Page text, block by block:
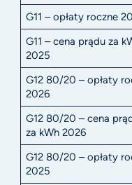
G11 – opłaty roczne
G11 – cena prądu za
2025
G12 80/20 – opłaty
2026
G12 80/20 – cena
za kWh 2026
G12 80/20 – opłaty
2025